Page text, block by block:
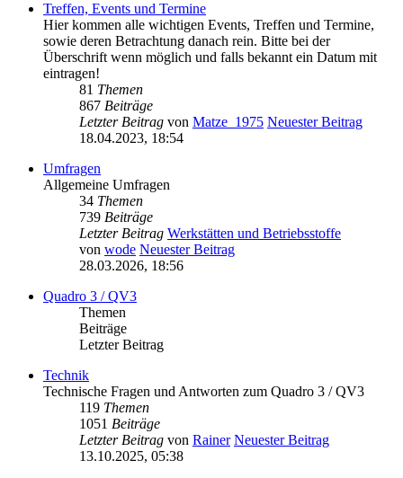
Treffen, Events und Termine
Hier kommen alle wichtigen Events, Treffen und Termine,
sowie deren Betrachtung danach rein. Bitte bei der
Überschrift wenn möglich und falls bekannt ein Datum mit
eintragen!
81 Themen
867 Beiträge
Letzter Beitrag von Matze_1975 Neuester Beitrag
18.04.2023, 18:54
Umfragen
Allgemeine Umfragen
34 Themen
739 Beiträge
Letzter Beitrag Werkstätten und Betriebsstoffe
von wode Neuester Beitrag
28.03.2026, 18:56
Quadro 3 / QV3
Themen
Beiträge
Letzter Beitrag
Technik
Technische Fragen und Antworten zum Quadro 3 / QV3
119 Themen
1051 Beiträge
Letzter Beitrag von Rainer Neuester Beitrag
13.10.2025, 05:38